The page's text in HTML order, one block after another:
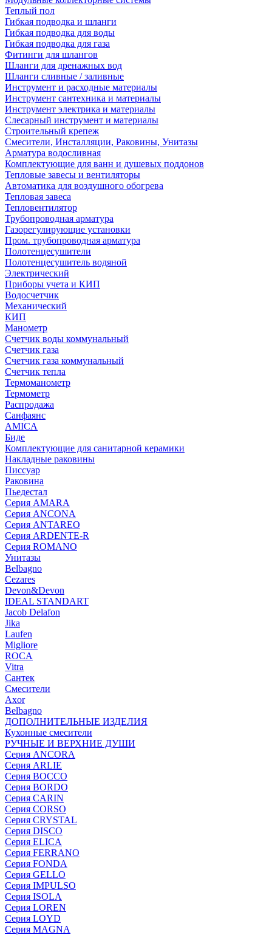
Теплый пол
Гибкая подводка и шланги
Гибкая подводка для воды
Гибкая подводка для газа
Фитинги для шлангов
Шланги для дренажных вод
Шланги сливные / заливные
Инструмент и расходные материалы
Инструмент сантехника и материалы
Инструмент электрика и материалы
Слесарный инструмент и материалы
Строительный крепеж
Смесители, Инсталляции, Раковины, Унитазы
Арматура водосливная
Комплектующие для ванн и душевых поддонов
Тепловые завесы и вентиляторы
Автоматика для воздушного обогрева
Тепловая завеса
Тепловентилятор
Трубопроводная арматура
Газорегулирующие установки
Пром. трубопроводная арматура
Полотенцесушители
Полотенцесушитель водяной
Электрический
Приборы учета и КИП
Водосчетчик
Механический
КИП
Манометр
Счетчик воды коммунальный
Счетчик газа
Счетчик газа коммунальный
Счетчик тепла
Термоманометр
Термометр
Распродажа
Санфаянс
AMICA
Биде
Комплектующие для санитарной керамики
Накладные раковины
Писсуар
Раковина
Пьедестал
Серия AMARA
Серия ANCONA
Серия ANTAREO
Серия ARDENTE-R
Серия ROMANO
Унитазы
Belbagno
Cezares
Devon&Devon
IDEAL STANDART
Jacob Delafon
Jika
Laufen
Migliore
ROCA
Vitra
Сантек
Смесители
Axor
Belbagno
ДОПОЛНИТЕЛЬНЫЕ ИЗДЕЛИЯ
Кухонные смесители
РУЧНЫЕ И ВЕРХНИЕ ДУШИ
Серия ANCORA
Серия ARLIE
Серия BOCCO
Серия BORDO
Серия CARIN
Серия CORSO
Серия CRYSTAL
Серия DISCO
Серия ELICA
Серия FERRANO
Серия FONDA
Серия GELLO
Серия IMPULSO
Серия ISOLA
Серия LOREN
Серия LOYD
Серия MAGNA